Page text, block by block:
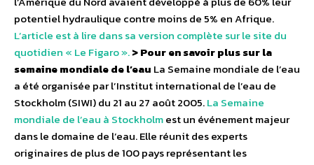
potentiel hydraulique contre moins de 5% en Afrique.
L’article est à lire dans sa version complète sur le site du
quotidien « Le Figaro ».> Pour en savoir plus sur la
semaine mondiale de l’eau La Semaine mondiale de l’eau
a été organisée par l’Institut international de l’eau de
Stockholm (SIWI) du 21 au 27 août 2005.La Semaine
mondiale de l’eau à Stockholmest un événement majeur
dans le domaine de l’eau. Elle réunit des experts
originaires de plus de 100 pays représentant les